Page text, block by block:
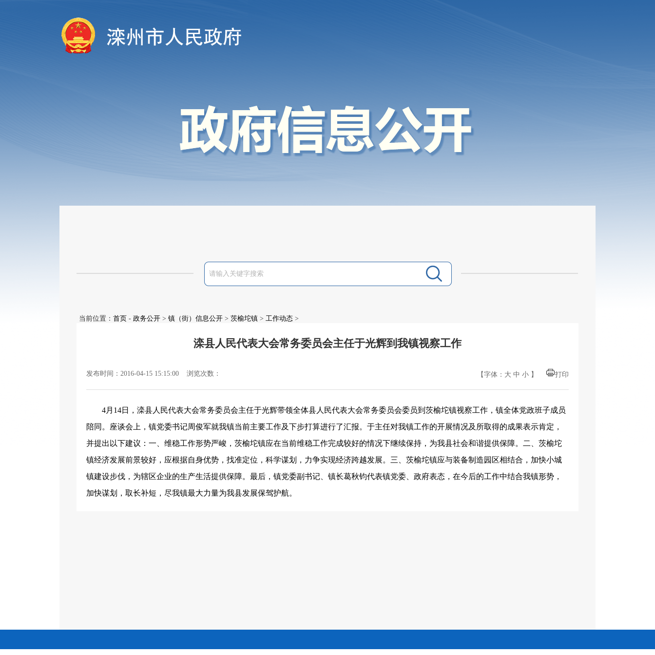
当前位置： 首页 - 政务公开 > 镇（街）信息公开 > 茨榆坨镇 > 工作动态 >
滦县人民代表大会常务委员会主任于光辉到我镇视察工作
发布时间：2016-04-15 15:15:00 浏览次数： 【字体： 大 中 小 】 打印
4月 14日，滦县人民代表大会常务委员会主任于光辉带领全体县人民代表大会常务委员会委员到茨榆坨镇视察工作，镇全体党政班子成员
陪同。座谈会上，镇党委书记周俊军就我镇当前主要工作及下步打算进行了汇报。于主任对我镇工作的开展情况及所取得的成果表示肯定，
并提出以下建议：一、维稳工作形势严峻，茨榆坨镇应在当前维稳工作完成较好的情况下继续保持，为我县社会和谐提供保障。二、茨榆坨
镇经济发展前景较好，应根据自身优势，找准定位，科学谋划，力争实现经济跨越发展。三、茨榆坨镇应与装备制造园区相结合，加快小城
镇建设步伐，为辖区企业的生产生活提供保障。最后，镇党委副书记、镇长葛秋钧代表镇党委、政府表态，在今后的工作中结合我镇形势，
加快谋划，取长补短，尽我镇最大力量为我县发展保驾护航。